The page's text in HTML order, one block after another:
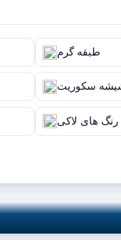
طبقه گرم
سکوریت
های لاکی